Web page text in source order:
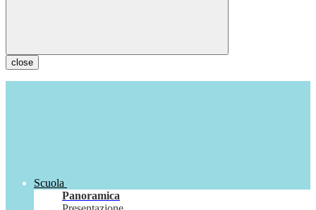
close
Scuola
Panoramica